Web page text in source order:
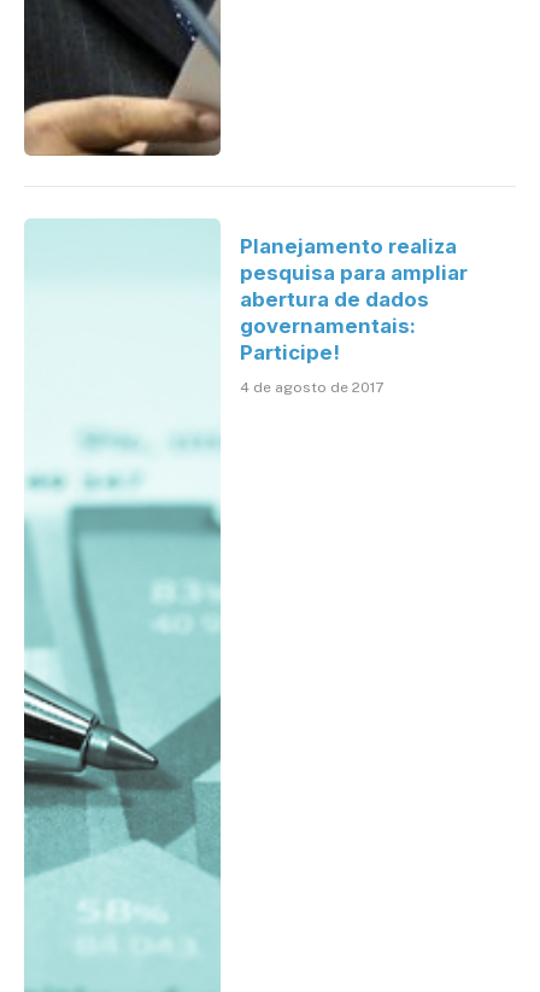
Planejamento realiza
pesquisa para ampliar
abertura de dados
governamentais:
Participe!
4 de agosto de 2017